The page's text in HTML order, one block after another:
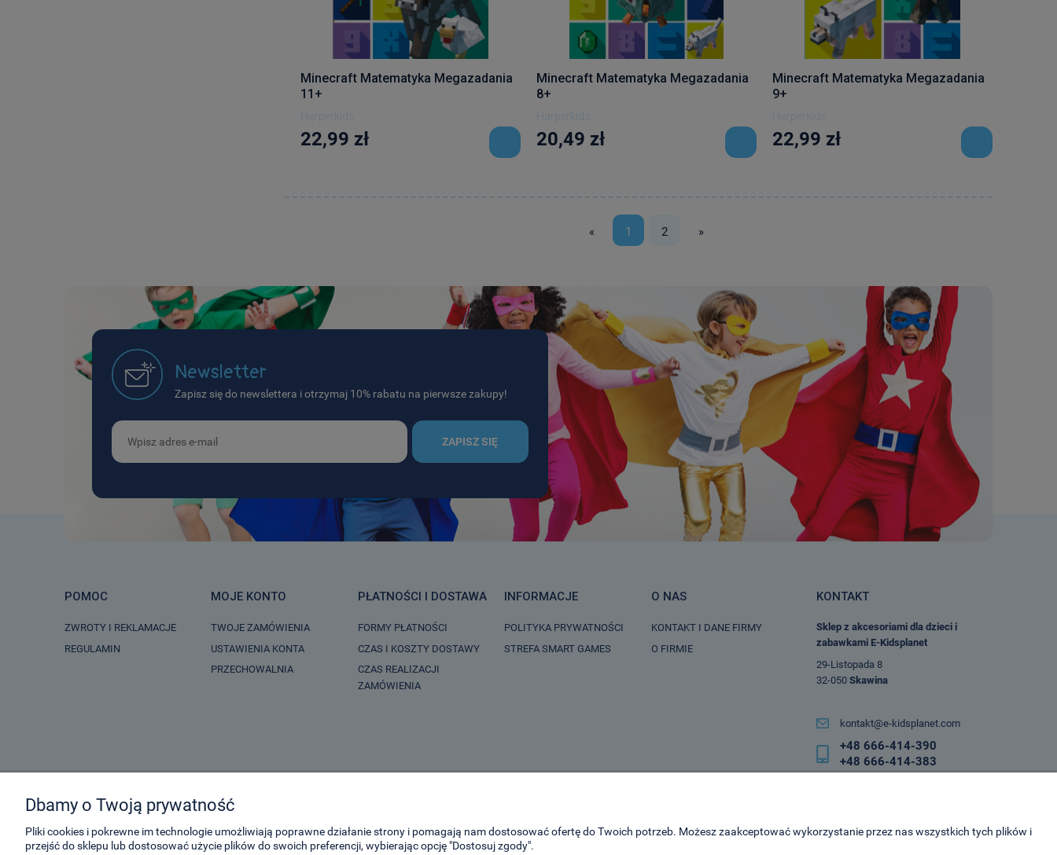
Minecraft Matematyka Megazadania
11+
Harperkids
22,99 zł
Minecraft Matematyka Megazadania
8+
Harperkids
20,49 zł
Minecraft Matematyka Megazadania
9+
Harperkids
22,99 zł
« 1 2 »
Newsletter
Zapisz się do newslettera i otrzymaj 10% rabatu na pierwsze zakupy!
ZAPISZ SIĘ
POMOC
ZWROTY I REKLAMACJE
REGULAMIN
MOJE KONTO
TWOJE ZAMÓWIENIA
USTAWIENIA KONTA
PRZECHOWALNIA
PŁATNOŚCI I DOSTAWA
FORMY PŁATNOŚCI
CZAS I KOSZTY DOSTAWY
CZAS REALIZACJI
ZAMÓWIENIA
INFORMACJE
POLITYKA PRYWATNOŚCI
STREFA SMART GAMES
O NAS
KONTAKT I DANE FIRMY
O FIRMIE
KONTAKT
Sklep z akcesoriami dla dzieci i
zabawkami E-Kidsplanet
29-Listopada 8
32-050 Skawina
kontakt@e-kidsplanet.com
+48 666-414-390
+48 666-414-383
Dbamy o Twoją prywatność
Pliki cookies i pokrewne im technologie umożliwiają poprawne działanie strony i pomagają nam dostosować ofertę do Twoich potrzeb. Możesz zaakceptować wykorzystanie przez nas wszystkich tych plików i
przejść do sklepu lub dostosować użycie plików do swoich preferencji, wybierając opcję "Dostosuj zgody".